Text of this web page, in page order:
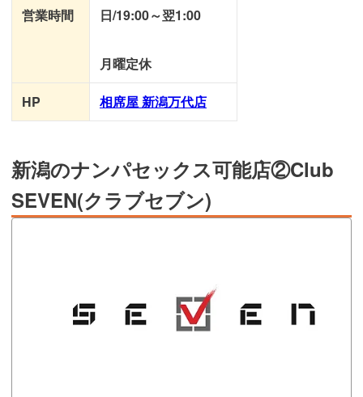
営業時間
日/19:00～翌1:00
月曜定休
HP 相席屋 新潟万代店
新潟のナンパセックス可能店②Club
SEVEN(クラブセブン)